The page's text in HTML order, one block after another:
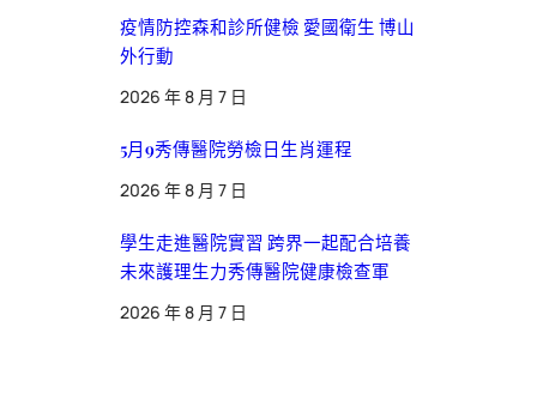
疫情防控森和診所健檢 愛國衛生 博山
外行動
2026 年 8 月 7 日
5月9秀傳醫院勞檢日生肖運程
2026 年 8 月 7 日
學生走進醫院實習 跨界一起配合培養
未來護理生力秀傳醫院健康檢查軍
2026 年 8 月 7 日